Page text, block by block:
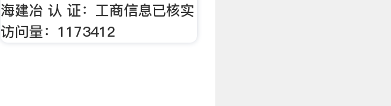
海建冶 认 证：工商信息已核实
访问量：1173412